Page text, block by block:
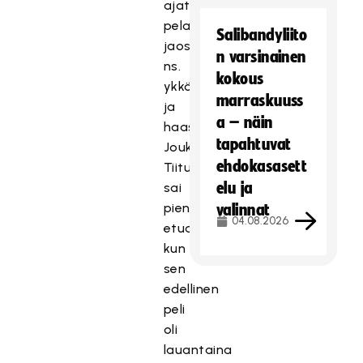
ajatus
pelaajien
jaosta
ns.
ykkös-
ja
haastajajoukkueeseen.
Joukkue
Tiitu
sai
pientä
etua,
kun
sen
edellinen
peli
oli
lauantaina
Salibandyliito
n varsinainen
kokous
marraskuuss
a – näin
tapahtuvat
ehdokasasett
elu ja
valinnat
04.08.2026